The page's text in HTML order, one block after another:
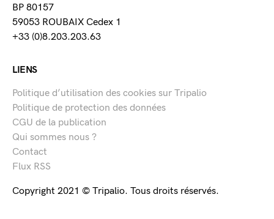
BP 80157
59053 ROUBAIX Cedex 1
+33 (0)8.203.203.63
LIENS
Politique d’utilisation des cookies sur Tripalio
Politique de protection des données
CGU de la publication
Qui sommes nous ?
Contact
Flux RSS
Copyright 2021 © Tripalio. Tous droits réservés.